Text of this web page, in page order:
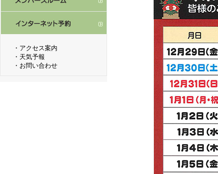
・ アクセス案内
・ 天気予報
・ お問い合わせ